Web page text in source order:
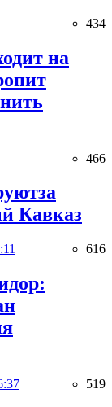
434
на
466
Кавказ
616
519